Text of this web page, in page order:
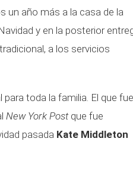
un año más a la casa de la
y en la posterior
a los servicios
toda la familia. El que
New York Postque fue
pasada Kate Middleton